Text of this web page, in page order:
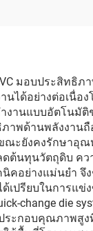
มอบประสิท
านได้อย่างต่อเ
านแบบอัตโนมั
าพด้านพลังงาน
ะยังคงรักษาอุณ
ดต้นทุนวัตถุดิบ ค
คอย่างแม่นยำ จึ
ได้เปรียบในการ
change die
ะกอบคุณภาพสูง